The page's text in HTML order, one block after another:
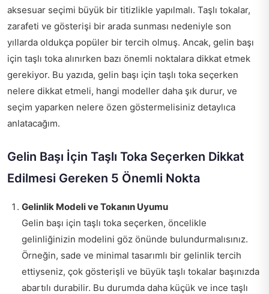
aksesuar seçimi büyük bir titizlikle yapılmalı. Taşlı tokalar,
zarafeti ve gösterişi bir arada sunması nedeniyle son
yıllarda oldukça popüler bir tercih olmuş. Ancak, gelin başı
için taşlı toka alınırken bazı önemli noktalara dikkat etmek
gerekiyor. Bu yazıda, gelin başı için taşlı toka seçerken
nelere dikkat etmeli, hangi modeller daha şık durur, ve
seçim yaparken nelere özen göstermelisiniz detaylıca
anlatacağım.
Gelin Başı İçin Taşlı Toka Seçerken Dikkat
Edilmesi Gereken 5 Önemli Nokta
Gelinlik Modeli ve Tokanın Uyumu
Gelin başı için taşlı toka seçerken, öncelikle
gelinliğinizin modelini göz önünde bulundurmalısınız.
Örneğin, sade ve minimal tasarımlı bir gelinlik tercih
ettiyseniz, çok gösterişli ve büyük taşlı tokalar başınızda
abartılı durabilir. Bu durumda daha küçük ve ince taşlı